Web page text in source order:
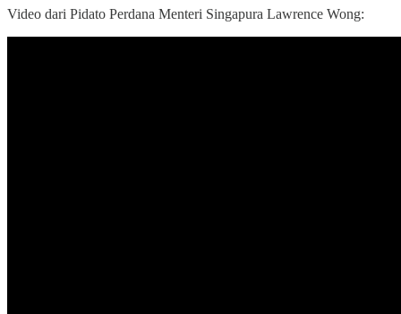
Video dari Pidato Perdana Menteri Singapura Lawrence Wong: